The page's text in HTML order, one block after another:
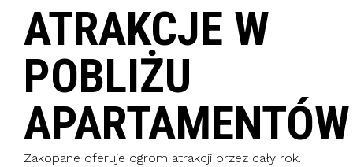
ATRAKCJE W
POBLIŻU
APARTAMENTÓW
Zakopane oferuje ogrom atrakcji przez cały rok.